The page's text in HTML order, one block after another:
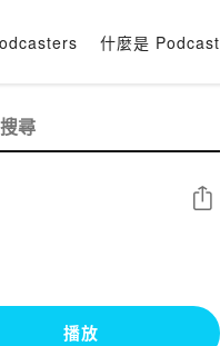
什麼是 Podcast
分享
播放